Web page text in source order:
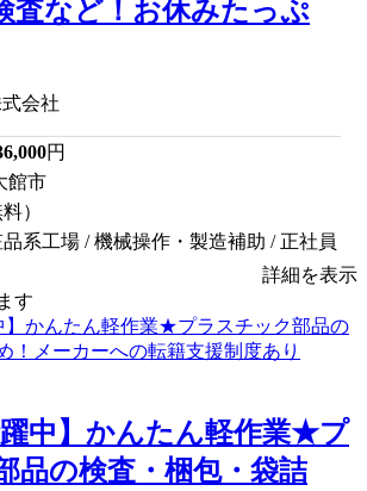
査など！お休みたっぷ
会社
円
館市
）
系工場 / 機械操作・製造補助 / 正社員
詳細を表示
す
躍中】かんたん軽作業★プ
品の検査・梱包・袋詰